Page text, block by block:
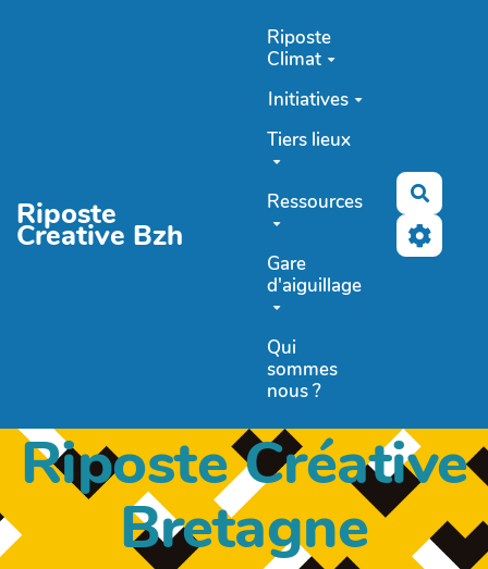
Riposte
Creative Bzh
Riposte
Climat
Initiatives
Tiers lieux
Ressources
Gare
d'aiguillage
Qui
sommes
nous ?
Riposte Créative
Bretagne